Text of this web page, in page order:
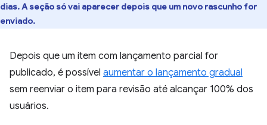
dias. A seção só vai aparecer depois que um novo rascunho for
enviado.
Depois que um item com lançamento parcial for
publicado, é possível aumentar o lançamento gradual
sem reenviar o item para revisão até alcançar 100% dos
usuários.